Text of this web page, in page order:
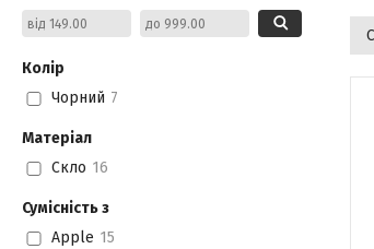
Колір
Чорний 7
Матеріал
Скло 16
Сумісність з
Apple 15